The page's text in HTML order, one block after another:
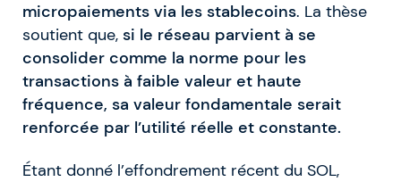
micropaiements via les stablecoins. La thèse
soutient que, si le réseau parvient à se
consolider comme la norme pour les
transactions à faible valeur et haute
fréquence, sa valeur fondamentale serait
renforcée par l’utilité réelle et constante.
Étant donné l’effondrement récent du SOL,